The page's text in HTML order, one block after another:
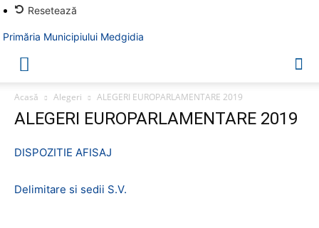
Resetează
Primăria Municipiului Medgidia
Acasă Alegeri ALEGERI EUROPARLAMENTARE 2019
ALEGERI EUROPARLAMENTARE 2019
DISPOZITIE AFISAJ
Delimitare si sedii S.V.